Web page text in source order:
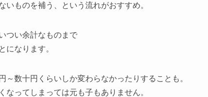
いものを補う、という流れがおすすめ。
つい余計なものまで
になります。
～数十円くらいしか変わらなかったりすることも。
なってしまっては元も子もありません。